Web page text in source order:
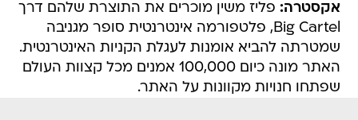
אקסטרה: פליז משין מוכרים את התוצרת שלהם דרך
Big Cartel, פלטפורמה אינטרנטית סופר מגניבה
שמטרתה להביא אומנות לעגלת הקניות האינטרנטית.
האתר מונה כיום 100,000 אמנים מכל קצוות העולם
שפתחו חנויות מקוונות על האתר.